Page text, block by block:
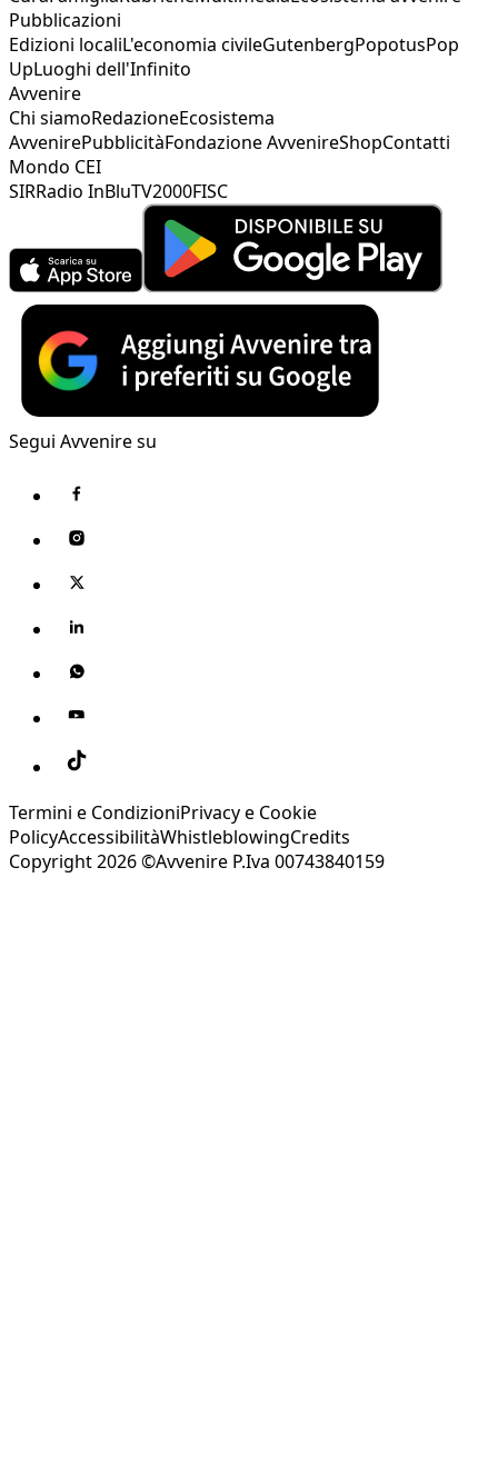
Pubblicazioni
Edizioni localiL'economia civileGutenbergPopotusPop
UpLuoghi dell'Infinito
Avvenire
Chi siamoRedazioneEcosistema
AvvenirePubblicitàFondazione AvvenireShopContatti
Mondo CEI
SIRRadio InBluTV2000FISC
Segui Avvenire su
Termini e CondizioniPrivacy e Cookie
PolicyAccessibilitàWhistleblowingCredits
Copyright 2026 ©Avvenire P.Iva 00743840159